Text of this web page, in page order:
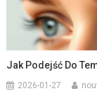
Jak Podejść Do
2026-01-27